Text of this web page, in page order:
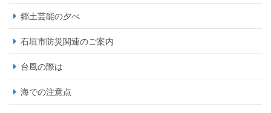
郷土芸能の夕べ
石垣市防災関連のご案内
台風の際は
海での注意点